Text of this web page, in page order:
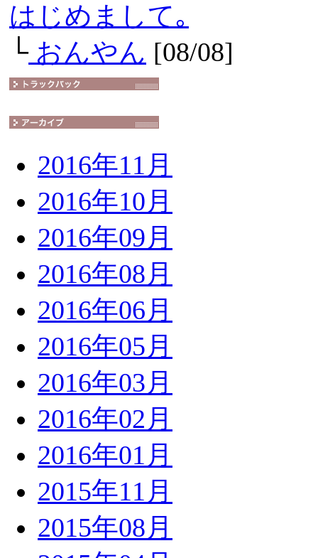
はじめまして｡
└おんやん [08/08]
2016年11月
2016年10月
2016年09月
2016年08月
2016年06月
2016年05月
2016年03月
2016年02月
2016年01月
2015年11月
2015年08月